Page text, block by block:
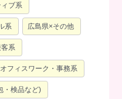
ブ系
系 広島県×その他
系
フィスワーク・事務系
・検品など)